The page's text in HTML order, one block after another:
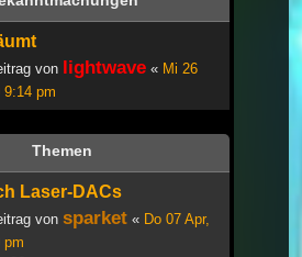
von lightwave « Mi 26
9:14 pm
Themen
Laser-DACs
von sparket « Do 07 Apr,
pm